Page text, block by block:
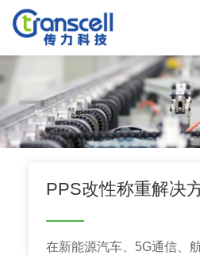
PPS改性称重解决
在新能源汽车、5G通信、